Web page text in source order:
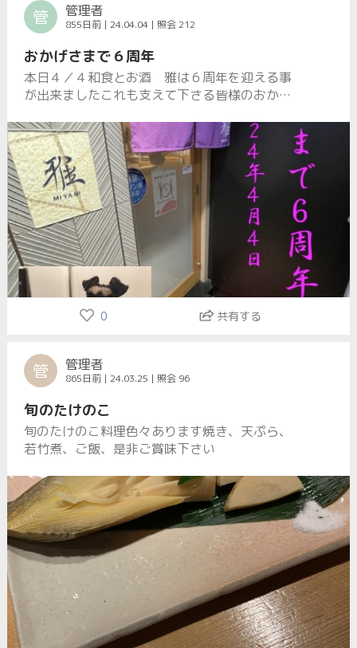
管 管理者
855日前 | 24.04.04 | 照会 212
おかげさまで６周年
本日４／４和食とお酒 雅は６周年を迎える事
が出来ましたこれも支えて下さる皆様のおかげ
場となる様７年目も精進して参りますので今後
共宜しくお願い致します
0 共有する
管 管理者
865日前 | 24.03.25 | 照会 96
旬のたけのこ
旬のたけのこ料理色々あります焼き、天ぷら、
若竹煮、ご飯、是非ご賞味下さい